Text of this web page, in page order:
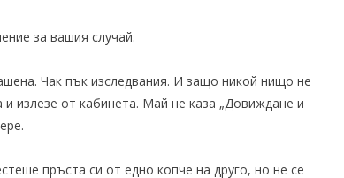
за вашия случай.
Чак пък изследвания. И защо никой нищо не
излезе от кабинета. Май не каза „Довиждане и
пръста си от едно копче на друго, но не се